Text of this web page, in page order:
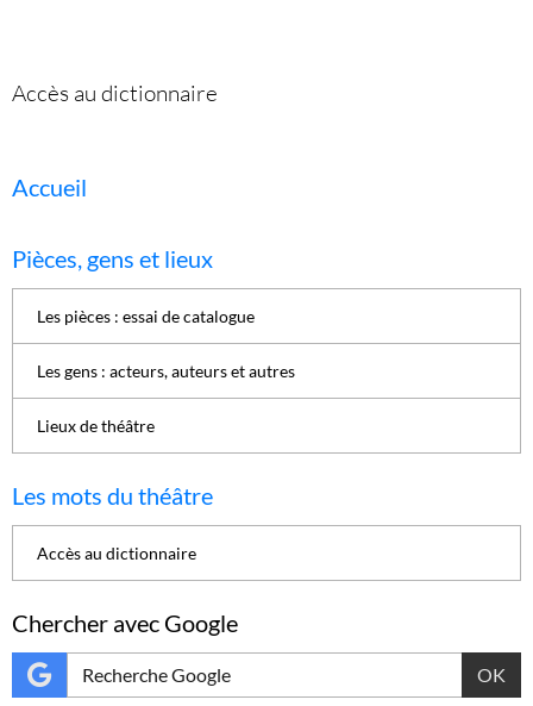
Accès au dictionnaire
Accueil
Pièces, gens et lieux
Les pièces : essai de catalogue
Les gens : acteurs, auteurs et autres
Lieux de théâtre
Les mots du théâtre
Accès au dictionnaire
Chercher avec Google
OK